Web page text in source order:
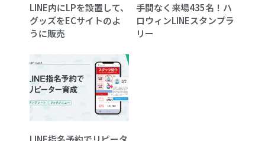
LINE内にLPを設置して、
グッズをECサイトのよ
うに販売
手間なく来場435名！ハ
ロウィンLINEスタンプラ
リー